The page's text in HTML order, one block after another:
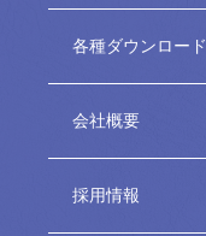
各種ダウンロード
会社概要
採用情報